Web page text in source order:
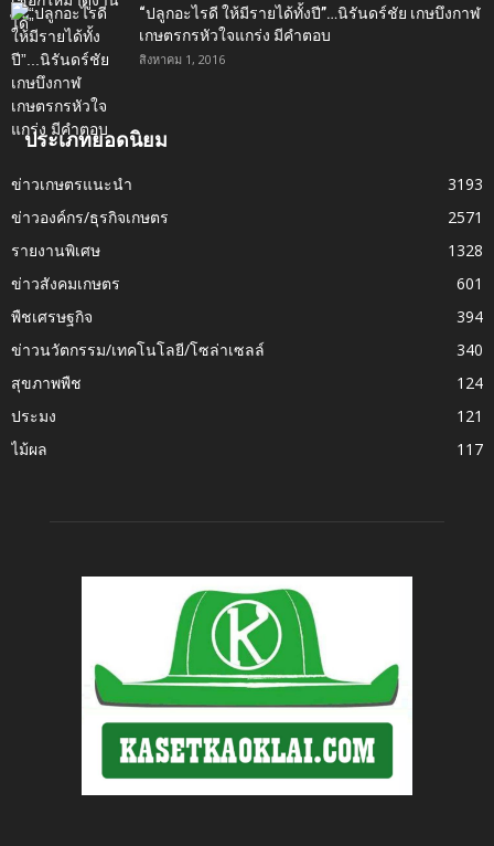
“ปลูกอะไรดี ให้มีรายได้ทั้งปี”…นิรันดร์ชัย เกษบึงกาฬ
เกษตรกรหัวใจแกร่ง มีคำตอบ
สิงหาคม 1, 2016
ประเภทยอดนิยม
ข่าวเกษตรแนะนำ
3193
ข่าวองค์กร/ธุรกิจเกษตร
2571
รายงานพิเศษ
1328
ข่าวสังคมเกษตร
601
พืชเศรษฐกิจ
394
ข่าวนวัตกรรม/เทคโนโลยี/โซล่าเซลล์
340
สุขภาพพืช
124
ประมง
121
ไม้ผล
117